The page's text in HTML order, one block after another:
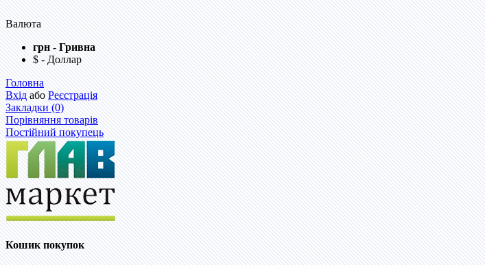
Валюта
грн - Гривна
$ - Доллар
Головна
ВхідабоРеєстрація
Закладки (0)
Порівняння товарів
Постійний покупець
Кошик покупок